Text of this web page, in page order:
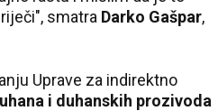
smatra Darko Gašpar,
Uprave za indirektno
i duhanskih prozivoda